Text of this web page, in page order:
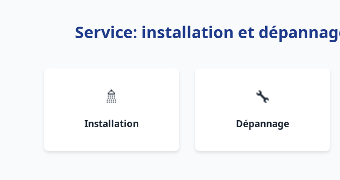
Service: installation et
🚿
Installation
🔧
Dépannage